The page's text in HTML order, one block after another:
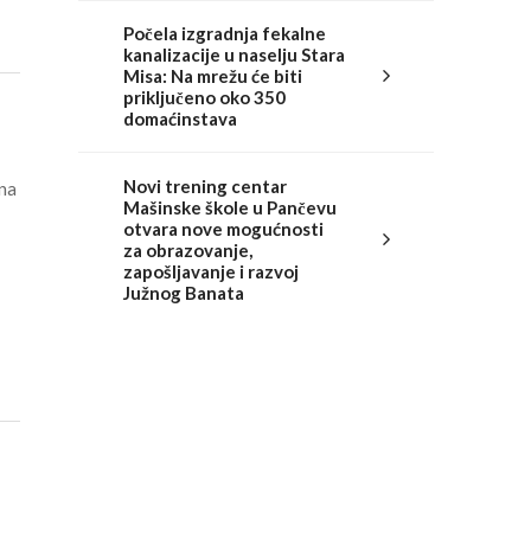
Počela izgradnja fekalne
kanalizacije u naselju Stara
Misa: Na mrežu će biti
priključeno oko 350
domaćinstava
Novi trening centar
Mašinske škole u Pančevu
otvara nove mogućnosti
za obrazovanje,
zapošljavanje i razvoj
Južnog Banata